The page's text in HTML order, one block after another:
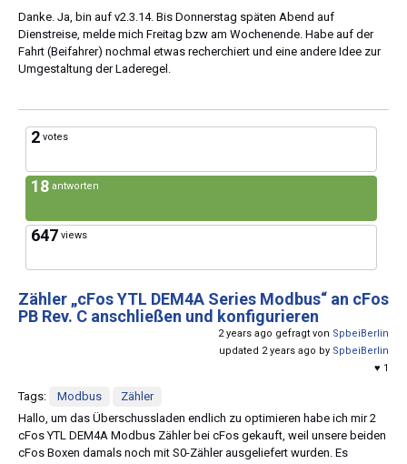
Danke. Ja, bin auf v2.3.14. Bis Donnerstag späten Abend auf
Dienstreise, melde mich Freitag bzw am Wochenende. Habe auf der
Fahrt (Beifahrer) nochmal etwas recherchiert und eine andere Idee zur
Umgestaltung der Laderegel.
2 votes
18 antworten
647 views
Zähler „cFos YTL DEM4A Series Modbus“ an cFos
PB Rev. C anschließen und konfigurieren
2 years ago gefragt von SpbeiBerlin
updated 2 years ago by SpbeiBerlin
♥ 1
Tags: Modbus
Zähler
Hallo, um das Überschussladen endlich zu optimieren habe ich mir 2
cFos YTL DEM4A Modbus Zähler bei cFos gekauft, weil unsere beiden
cFos Boxen damals noch mit S0-Zähler ausgeliefert wurden. Es